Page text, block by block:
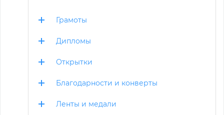
Грамоты
Дипломы
Открытки
Благодарности и конверты
Ленты и медали